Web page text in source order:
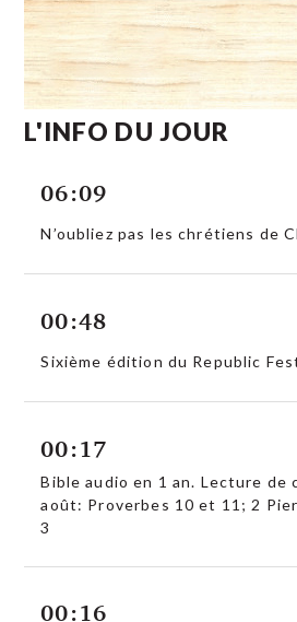
L'INFO DU JOUR
06:09
N’oubliez pas les chrétiens de
00:48
Sixième édition du Republic
00:17
Bible audio en 1 an. Lecture de
août: Proverbes 10 et 11; 2
3
00:16